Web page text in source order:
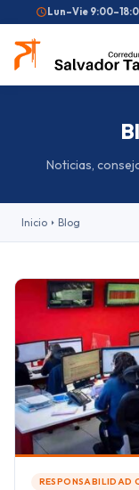
Lun–Vie
Búsquedas frecuentes:
Seguro de salud
Noticias,
Inicio Blog
RESPONSABILIDAD